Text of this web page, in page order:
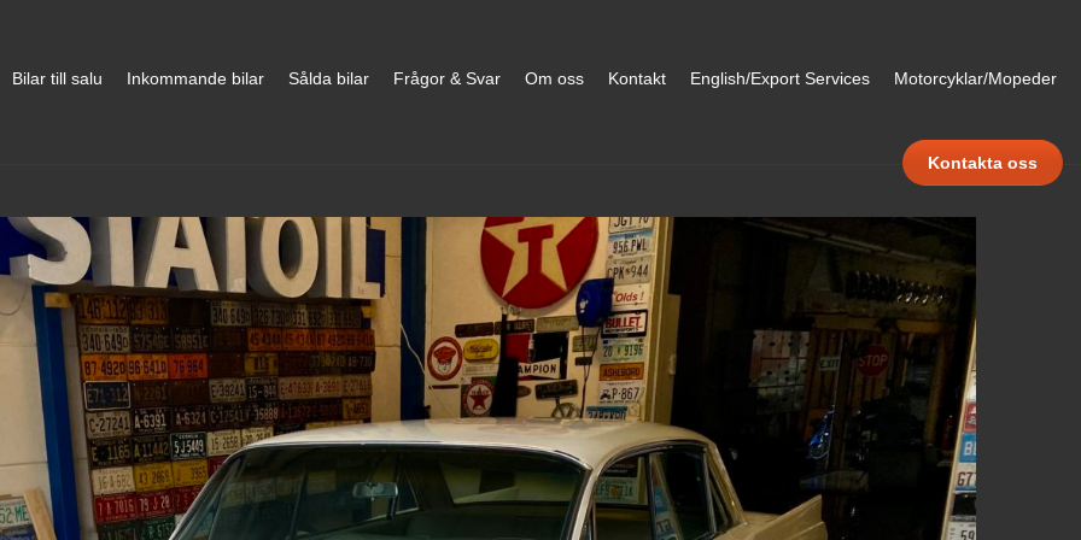
Kontakta oss
Bilar till salu Inkommande bilar Sålda bilar Frågor & Svar Om oss Kontakt English/Export Services Motorcyklar/Mopeder